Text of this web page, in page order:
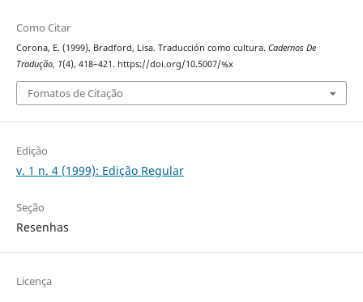
Como Citar
Corona, E. (1999). Bradford, Lisa. Traducción como cultura. Cadernos De
Tradução, 1(4), 418–421. https://doi.org/10.5007/%x
Fomatos de Citação
Edição
v. 1 n. 4 (1999): Edição Regular
Seção
Resenhas
Licença